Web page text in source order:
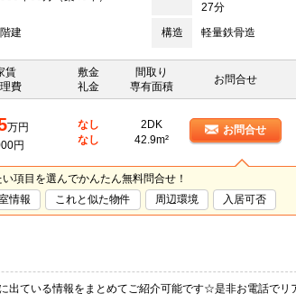
27分
建 構造 軽量鉄骨造
賃
費
敷金
礼金
間取り
専有面積
お問合せ
万円
円
なし
なし
2DK
42.9m²
お問合せ
項目を選んでかんたん無料問合せ！
情報 これと似た物件 周辺環境 入居可否